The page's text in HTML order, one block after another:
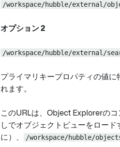
/workspace/hubble/external/
オプション 2
/workspace/hubble/external/
プライマリキープロパティの値
れます。
このURLは、Object Explorerの
しでオブジェクトビューをロー
に）、
/workspace/hubble/